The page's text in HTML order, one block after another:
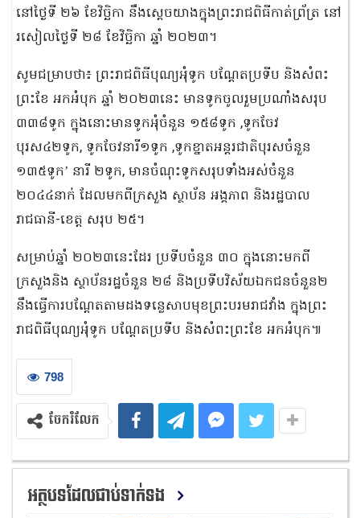
នៅថ្ងៃទី ២៦ ខែវិច្ឆិកា នឹងស្តេចយាងក្នុងព្រះរាជពិធីកាត់ព្រ័ត្រ នៅ
រសៀលថ្ងៃទី ២៨ ខែវិច្ឆិកា ឆ្នាំ ២០២៣។
សូមជម្រាបថា៖ ព្រះរាជពិធីបុណ្យអុំទូក បណ្តែតប្រទីប និងសំពះ
ព្រះខែ អកអំបុក ឆ្នាំ ២០២៣នេះ មានទូកចូលរួមប្រណាំងសរុប
៣៣៨ទូក ក្នុងនោះមានទូកអុំចំនួន ១៥៨ទូក ,ទូកចែវ
បុរស៤២ទូក, ទូកចែវនារី១ទូក ,ទូកខ្នាតអន្តរជាតិបុរសចំនួន
១៣៥ទូក’ នារី ២ទូក, មានចំណុះទូកសរុបទាំងអស់ចំនួន
២០៤៤នាក់ ដែលមកពីក្រសួង ស្ថាប័ន អង្គភាព និងរដ្ឋបាល
រាជធានី-ខេត្ត សរុប ២៥។
សម្រាប់ឆ្នាំ ២០២៣នេះដែរ ប្រទីបចំនួន ៣០ ក្នុងនោះមកពី
ក្រសួងនិង ស្ថាប័នរដ្ឋចំនួន ២៨ និងប្រទីបវិស័យឯកជនចំនួន២
នឹងធ្វើការបណ្តែតតាមដងទន្លេសាបមុខព្រះបរមរាជវាំង ក្នុងព្រះ
រាជពិធីបុណ្យអុំទូក បណ្តែតប្រទីប និងសំពះព្រះខែ អកអំបុក៕
798
ចែករំលែក
អត្ថបទដែលជាប់ទាក់ទង